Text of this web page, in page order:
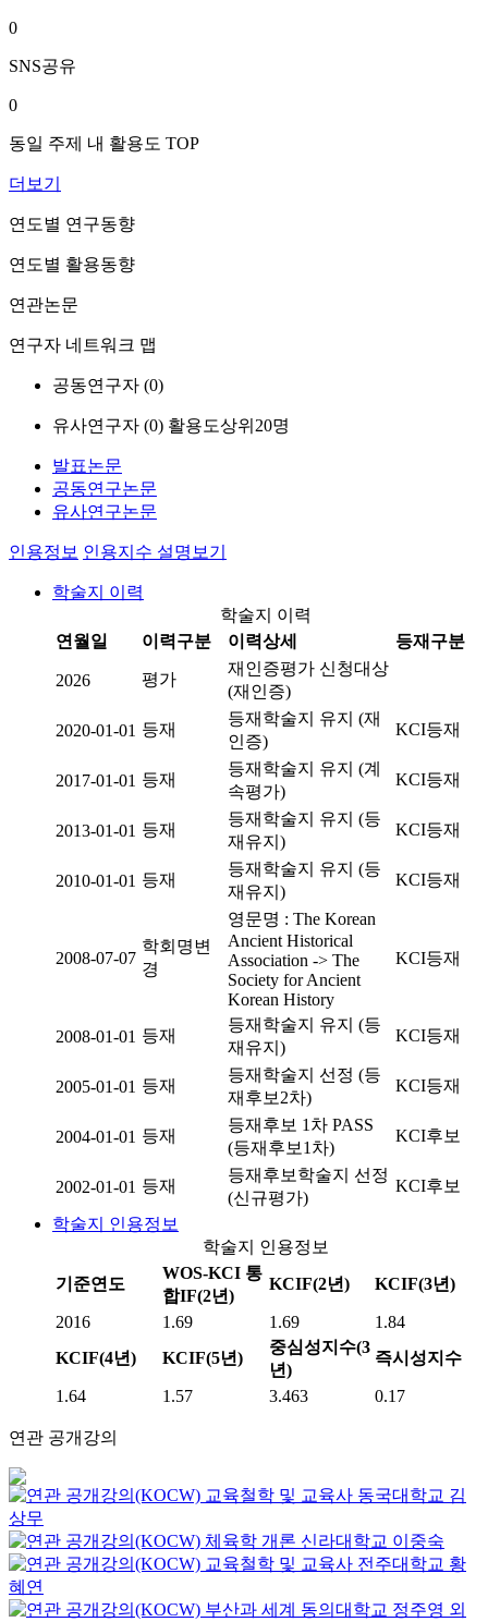
0
SNS공유
0
동일 주제 내 활용도 TOP
더보기
연도별 연구동향
연도별 활용동향
연관논문
연구자 네트워크 맵
공동연구자 (0)
유사연구자 (0) 활용도상위20명
발표논문
공동연구논문
유사연구논문
인용정보 인용지수 설명보기
학술지 이력
학술지 이력
연월일
이력구분 이력상세 등재구분
2026 평가
재인증평가 신청대상
(재인증)
2020-01-01 등재
등재학술지 유지 (재
인증)
KCI등재
2017-01-01 등재
등재학술지 유지 (계
속평가)
KCI등재
2013-01-01 등재
등재학술지 유지 (등
재유지)
KCI등재
2010-01-01 등재
등재학술지 유지 (등
재유지)
KCI등재
2008-07-07
학회명변
경
영문명 : The Korean
Ancient Historical
Association -> The
Society for Ancient
Korean History
KCI등재
2008-01-01 등재
등재학술지 유지 (등
재유지)
KCI등재
2005-01-01 등재
등재학술지 선정 (등
재후보2차)
KCI등재
2004-01-01 등재
등재후보 1차 PASS
(등재후보1차)
KCI후보
2002-01-01 등재
등재후보학술지 선정
(신규평가)
KCI후보
학술지 인용정보
학술지 인용정보
기준연도
WOS-KCI 통
합IF(2년)
KCIF(2년) KCIF(3년)
2016 1.69 1.69
1.84
KCIF(4년)
KCIF(5년)
중심성지수(3
년)
즉시성지수
1.64 1.57 3.463 0.17
연관 공개강의
교육철학 및 교육사 동국대학교 김
상무
체육학 개론 신라대학교 이중숙
교육철학 및 교육사 전주대학교 황
혜연
부산과 세계 동의대학교 정주영 외